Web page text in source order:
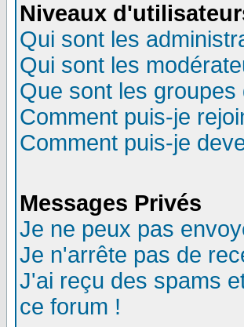
Niveaux
Qui sont les
Qui sont les
Que sont les
Comment puis-je
Comment puis-je
Messages Privés
Je ne peux pas
Je n'arrête pas de
J'ai reçu des spams
ce forum !